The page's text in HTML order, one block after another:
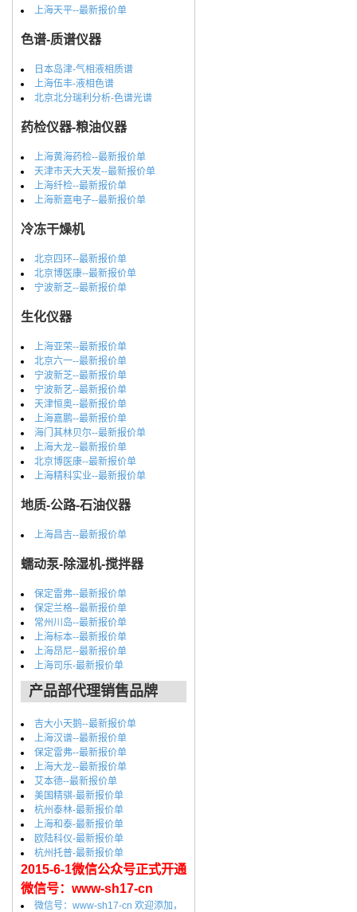
上海天平--最新报价单
色谱-质谱仪器
日本岛津-气相液相质谱
上海伍丰-液相色谱
北京北分瑞利分析-色谱光谱
药检仪器-粮油仪器
上海黄海药检--最新报价单
天津市天大天发--最新报价单
上海纤检--最新报价单
上海新嘉电子--最新报价单
冷冻干燥机
北京四环--最新报价单
北京博医康--最新报价单
宁波新芝--最新报价单
生化仪器
上海亚荣--最新报价单
北京六一--最新报价单
宁波新芝--最新报价单
宁波新艺--最新报价单
天津恒奥--最新报价单
上海嘉鹏--最新报价单
海门其林贝尔--最新报价单
上海大龙--最新报价单
北京博医康--最新报价单
上海精科实业--最新报价单
地质-公路-石油仪器
上海昌吉--最新报价单
蠕动泵-除湿机-搅拌器
保定雷弗--最新报价单
保定兰格--最新报价单
常州川岛--最新报价单
上海标本--最新报价单
上海昂尼--最新报价单
上海司乐-最新报价单
产品部代理销售品牌
吉大小天鹅--最新报价单
上海汉谱--最新报价单
保定雷弗--最新报价单
上海大龙--最新报价单
艾本德--最新报价单
美国精骐-最新报价单
杭州泰林-最新报价单
上海和泰-最新报价单
欧陆科仪-最新报价单
杭州托普-最新报价单
2015-6-1微信公众号正式开通
微信号：www-sh17-cn
微信号：www-sh17-cn 欢迎添加，